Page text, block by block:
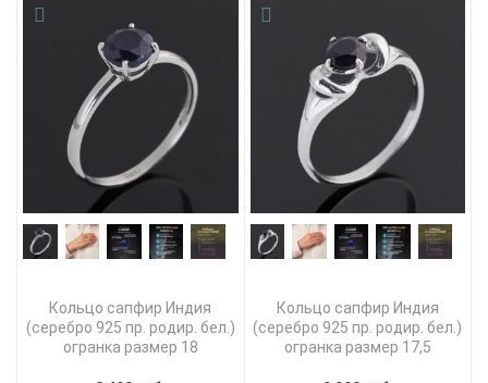
Кольцо сапфир Индия
(серебро 925 пр. родир. бел.)
огранка размер 18
Кольцо сапфир Индия
(серебро 925 пр. родир. бел.)
огранка размер 17,5